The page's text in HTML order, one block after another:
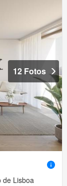
12 Fotos
de Lisboa